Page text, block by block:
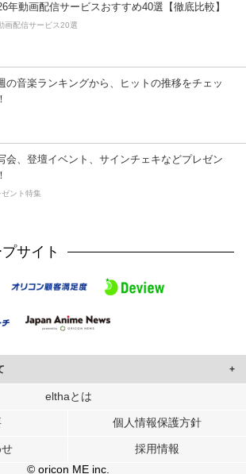
年動画配信サービスおすすめ40選【徹底比較】
画配信サービス20選
の音楽ランキングから、ヒットの推移をチェッ
会、登壇イベント、サインチェキなどプレゼン
ゼント特集
サイト
を使用して、ユーザーに合わせたコンテンツや広告の
ータ解析の各パートナーに提供しています。
報とユーザーが各パートナーに提供した他の情報や、
elthaとは
個人情報保護方針
採用情報
© oricon ME inc.